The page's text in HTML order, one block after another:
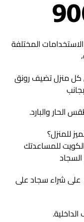
المختلفة
منزل تضيف رونق
الحار والبارد.
للمنزل؟
للمساعدتك
على شراء سجاد على